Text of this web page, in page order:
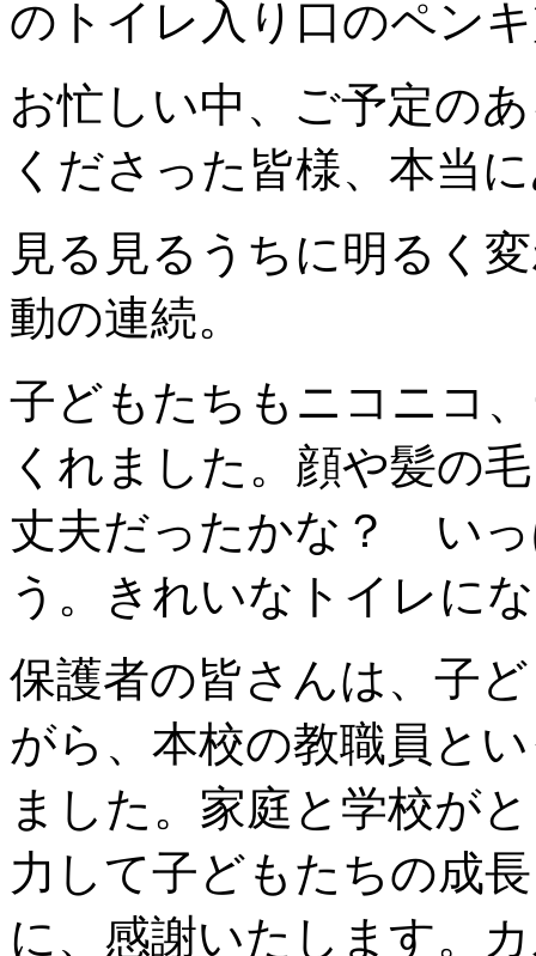
のトイレ入り口のペン
お忙しい中、ご予定の
くださった皆様、本当
見る見るうちに明るく
動の連続。
子どもたちもニコニコ
くれました。顔や髪の
丈夫だったかな？ い
う。きれいなトイレに
保護者の皆さんは、子
がら、本校の教職員と
ました。家庭と学校が
力して子どもたちの成
に、感謝いたします。